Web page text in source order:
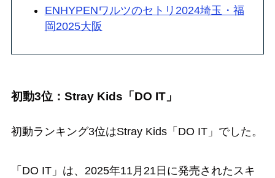
ENHYPENワルツのセトリ2024埼玉・福
岡2025大阪
初動3位：Stray Kids「DO IT」
初動ランキング3位はStray Kids「DO IT」でした。
「DO IT」は、2025年11月21日に発売されたスキ